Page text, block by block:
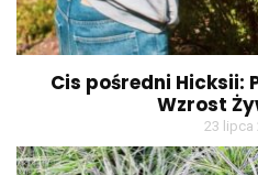
Cis pośredni Hicksii:
Wzrost
23 lipca